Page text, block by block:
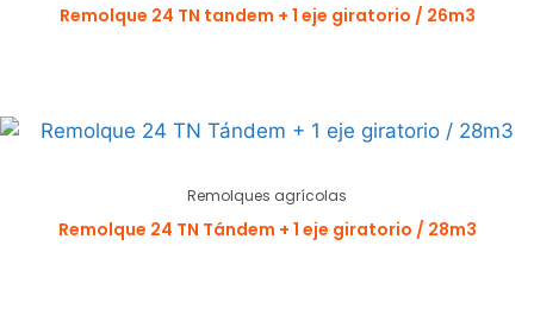
Remolque 24 TN tandem + 1 eje giratorio / 26m3
Remolques agrícolas
Remolque 24 TN Tándem + 1 eje giratorio / 28m3